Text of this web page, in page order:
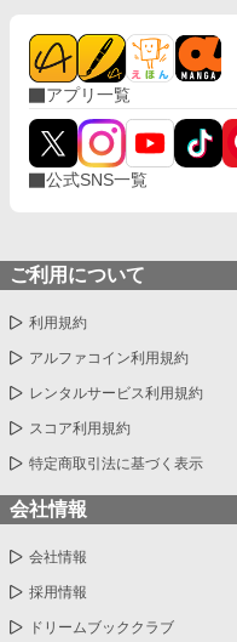
アプリ一覧
公式SNS一覧
ご利用について
利用規約
アルファコイン利用規約
レンタルサービス利用規約
スコア利用規約
特定商取引法に基づく表示
会社情報
会社情報
採用情報
ドリームブッククラブ